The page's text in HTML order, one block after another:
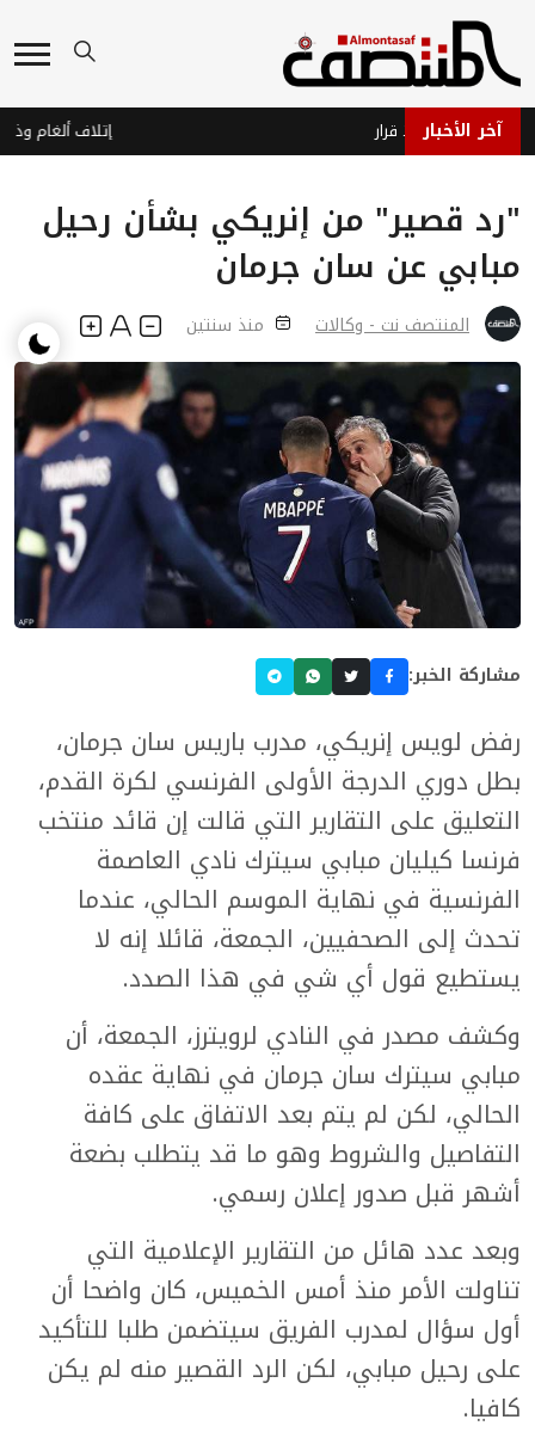
آخر الأخبار
وحرب بلا قرار
"رد قصير" من إنريكي بشأن رحيل
مبابي عن سان جرمان
المنتصف نت - وكالات منذ سنتين
مشاركة الخبر:
رفض لويس إنريكي، مدرب باريس سان جرمان،
بطل دوري الدرجة الأولى الفرنسي لكرة القدم،
التعليق على التقارير التي قالت إن قائد منتخب
فرنسا كيليان مبابي سيترك نادي العاصمة
الفرنسية في نهاية الموسم الحالي، عندما
تحدث إلى الصحفيين، الجمعة، قائلا إنه لا
يستطيع قول أي شي في هذا الصدد.
وكشف مصدر في النادي لرويترز، الجمعة، أن
مبابي سيترك سان جرمان في نهاية عقده
الحالي، لكن لم يتم بعد الاتفاق على كافة
التفاصيل والشروط وهو ما قد يتطلب بضعة
أشهر قبل صدور إعلان رسمي.
وبعد عدد هائل من التقارير الإعلامية التي
تناولت الأمر منذ أمس الخميس، كان واضحا أن
أول سؤال لمدرب الفريق سيتضمن طلبا للتأكيد
على رحيل مبابي، لكن الرد القصير منه لم يكن
كافيا.